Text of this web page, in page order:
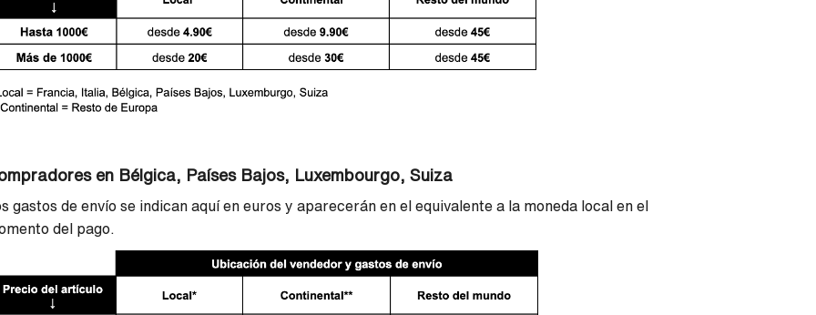
en Bélgica, Países Bajos, Luxembourgo, Suiza
gastos de envío se indican aquí en euros y aparecerán en el equivalente a la moneda local en el
del pago.